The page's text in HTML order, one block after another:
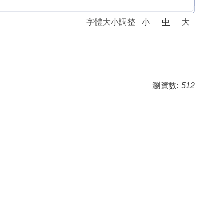
字體大小調整 小 中
大
瀏覽數: 512